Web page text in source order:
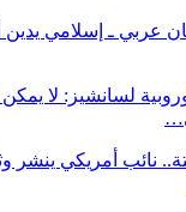
عربي ـ إسلامي يدين
لسانشيز: لا
نائب أمريكي ينشر